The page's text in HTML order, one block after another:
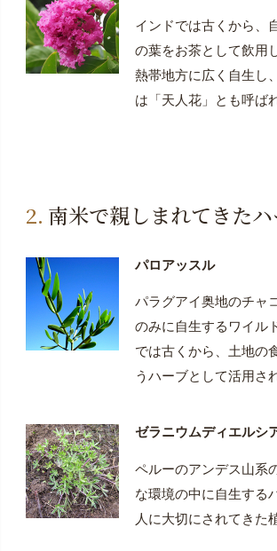
インドでは古くから、
の葉をお茶として飲用
熱帯地方に広く自生し
は「天人花」とも呼ば
南米で親しまれてきた
パロアッスル
パラグアイ奥地のチャ
のみに自生するワイル
では古くから、土地の
うハーブとして活用さ
ゼラニウムディエルシ
ペルーのアンデス山系
な環境の中に自生する
人に大切にされてきた